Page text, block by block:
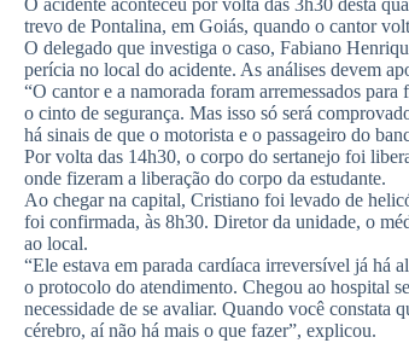
O acidente aconteceu por volta das 3h30 desta
trevo de Pontalina, em Goiás, quando o cantor
O delegado que investiga o caso, Fabiano
perícia no local do acidente. As análises devem
“O cantor e a namorada foram arremessados
o cinto de segurança. Mas isso só será
há sinais de que o motorista e o passageiro do
Por volta das 14h30, o corpo do sertanejo foi
onde fizeram a liberação do corpo da estudante.
Ao chegar na capital, Cristiano foi levado de
foi confirmada, às 8h30. Diretor da unidade, o
ao local.
“Ele estava em parada cardíaca irreversível já
o protocolo do atendimento. Chegou ao hospital
necessidade de se avaliar. Quando você constata
cérebro, aí não há mais o que fazer”, explicou.